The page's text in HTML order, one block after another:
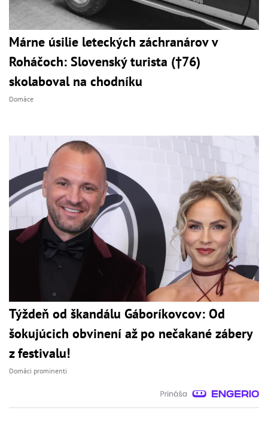
Márne úsilie leteckých záchranárov v
Roháčoch: Slovenský turista (†76)
skolaboval na chodníku
Domáce
Týždeň od škandálu Gáboríkovcov: Od
šokujúcich obvinení až po nečakané zábery
z festivalu!
Domáci prominenti